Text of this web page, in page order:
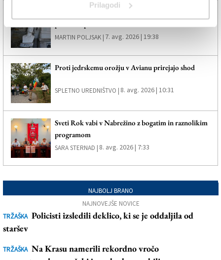
Prilagodi
Za obnovo grobnice družine Tomažič zbrali
MARTIN POLJSAK | 7. avg. 2026 | 19:38
Proti jedrskemu orožju v Avianu prirejajo shod
SPLETNO UREDNIŠTVO | 8. avg. 2026 | 10:31
Sveti Rok vabi v Nabrežino z bogatim in raznolikim
programom
SARA STERNAD | 8. avg. 2026 | 7:33
NAJBOLJ BRANO
NAJNOVEJŠE NOVICE
TRŽAŠKA Policisti izsledili deklico, ki se je oddaljila od
staršev
TRŽAŠKA Na Krasu namerili rekordno vročo